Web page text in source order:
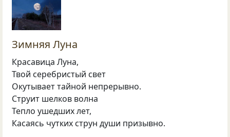
Зимняя Луна
Красавица Луна,
Твой серебристый свет
Окутывает тайной непрерывно.
Струит шелков волна
Тепло ушедших лет,
Касаясь чутких струн души призывно.